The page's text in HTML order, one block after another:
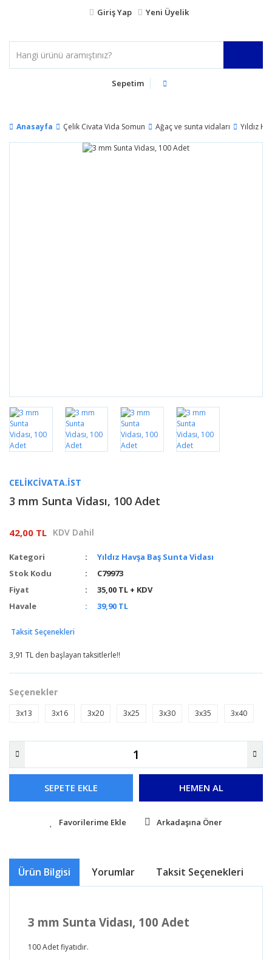
Giriş Yap Yeni Üyelik
Sepetim
Anasayfa Çelik Civata Vida Somun Ağaç ve sunta vidaları Yıldız
CELIKCIVATA.IST
3 mm Sunta Vidası, 100 Adet
42,00 TL KDV Dahil
Kategori
Yıldız Havşa Baş Sunta Vidası
Stok Kodu
C79973
Fiyat
35,00 TL + KDV
Havale
39,90 TL
Taksit Seçenekleri
3,91 TL den başlayan taksitlerle!!
Seçenekler
3x13 3x16 3x20 3x25 3x30 3x35 3x40
SEPETE EKLE HEMEN AL
Arkadaşına Öner
Ürün Bilgisi Yorumlar Taksit Seçenekleri
3 mm Sunta Vidası, 100 Adet
100 Adet fiyatıdır.